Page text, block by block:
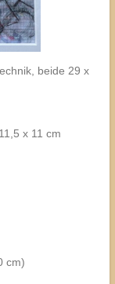
beide 29 x
x 11 cm
cm)